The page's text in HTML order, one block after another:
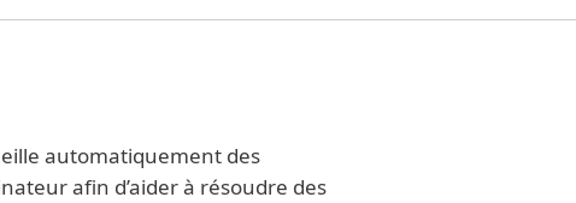
automatiquement des
afin d’aider à résoudre des